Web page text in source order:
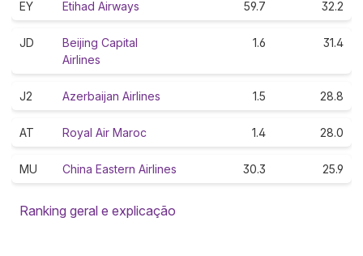
EY Etihad Airways 59.7 32.2
JD
Beijing Capital
Airlines
1.6 31.4
J2 Azerbaijan Airlines 1.5 28.8
AT Royal Air Maroc 1.4 28.0
MU China Eastern Airlines 30.3 25.9
Ranking geral e explicação